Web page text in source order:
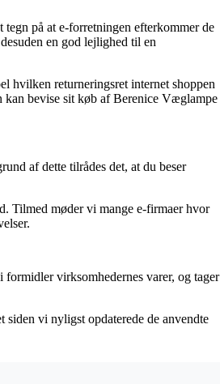
på at e-forretningen efterkommer de
en god lejlighed til en
hvilken returneringsret internet shoppen
kan bevise sit køb af Berenice Væglampe
af dette tilrådes det, at du beser
Tilmed møder vi mange e-firmaer hvor
virksomhedernes varer, og tager
vi nyligst opdaterede de anvendte